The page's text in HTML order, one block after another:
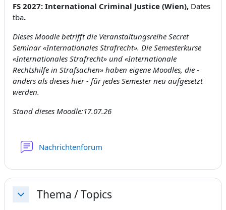
FS 2027: International Criminal Justice (Wien), Dates
tba.
Dieses Moodle betrifft die Veranstaltungsreihe Secret
Seminar «Internationales Strafrecht». Die Semesterkurse
«Internationales Strafrecht» und «Internationale
Rechtshilfe in Strafsachen» haben eigene Moodles, die -
anders als dieses hier - für jedes Semester neu aufgesetzt
werden.
Stand dieses Moodle:17.07.26
Nachrichtenforum
ReplierThema / Topics